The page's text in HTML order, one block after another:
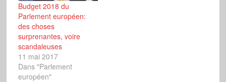
Budget 2018 du
Parlement européen:
des choses
surprenantes, voire
scandaleuses
11 mai 2017
Dans "Parlement
européen"